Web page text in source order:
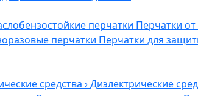
перчатки Перчатки
перчатки Перчатки для
средства ›Диэлектрические